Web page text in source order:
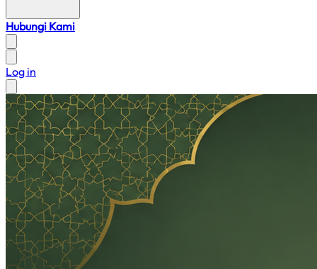
Hubungi Kami
Log in